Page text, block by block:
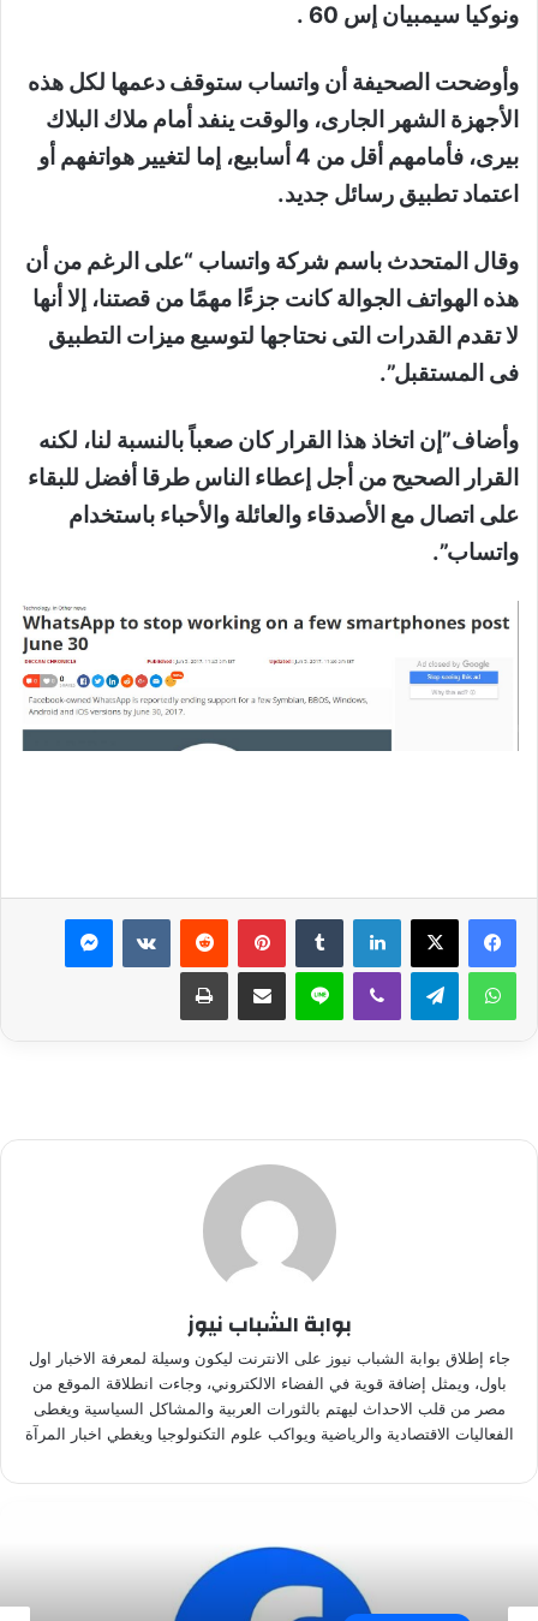
ونوكيا سيمبيان إس 60 .
وأوضحت الصحيفة أن واتساب ستوقف دعمها لكل هذه
الأجهزة الشهر الجارى، والوقت ينفد أمام ملاك البلاك
بيرى، فأمامهم أقل من 4 أسابيع، إما لتغيير هواتفهم أو
اعتماد تطبيق رسائل جديد.
وقال المتحدث باسم شركة واتساب “على الرغم من أن
هذه الهواتف الجوالة كانت جزءًا مهمًا من قصتنا، إلا أنها
لا تقدم القدرات التى نحتاجها لتوسيع ميزات التطبيق
فى المستقبل”.
وأضاف”إن اتخاذ هذا القرار كان صعباً بالنسبة لنا، لكنه
القرار الصحيح من أجل إعطاء الناس طرقا أفضل للبقاء
على اتصال مع الأصدقاء والعائلة والأحباء باستخدام
واتساب”.
لينكدإن بينتيريست ماسنجر
واتساب تيلقرام ڤايبر لاين مشاركة عبر البريد طباعة
بوابة الشباب نيوز
جاء إطلاق بوابة الشباب نيوز على الانترنت ليكون وسيلة لمعرفة الاخبار اول
باول، ويمثل إضافة قوية في الفضاء الالكتروني، وجاءت انطلاقة الموقع من
مصر من قلب الاحداث ليهتم بالثورات العربية والمشاكل السياسية ويغطى
الفعاليات الاقتصادية والرياضية ويواكب علوم التكنولوجيا ويغطي اخبار المرآة